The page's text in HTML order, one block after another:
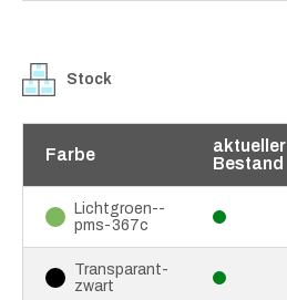
Stock
Farbe
aktueller
Bestand
Lichtgroen--
pms-367c
Transparant-
zwart